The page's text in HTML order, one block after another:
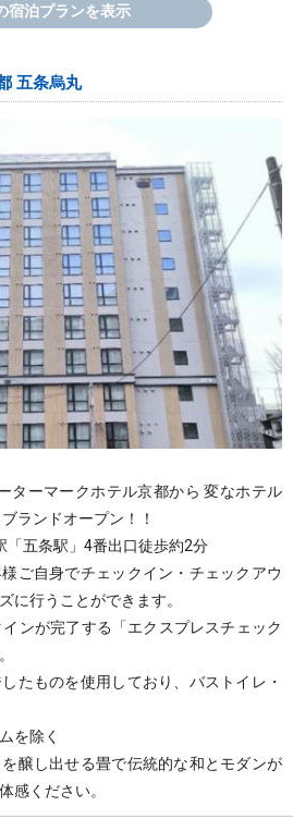
宿泊プランを表示
五条烏丸
ターマークホテル京都から 変なホテル
ランドオープン！！
「五条駅」4番出口徒歩約2分
ご自身でチェックイン・チェックアウ
に行うことができます。
ンが完了する「エクスプレスチェック
たものを使用しており、バストイレ・
を除く
醸し出せる畳で伝統的な和とモダンが
感ください。